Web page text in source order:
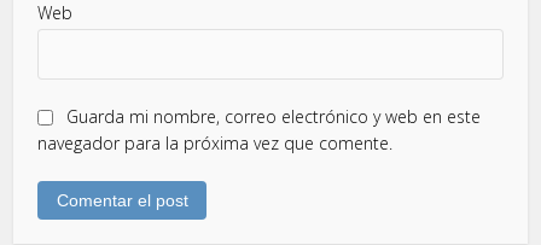
Web
Guarda mi nombre, correo electrónico y web en este
navegador para la próxima vez que comente.